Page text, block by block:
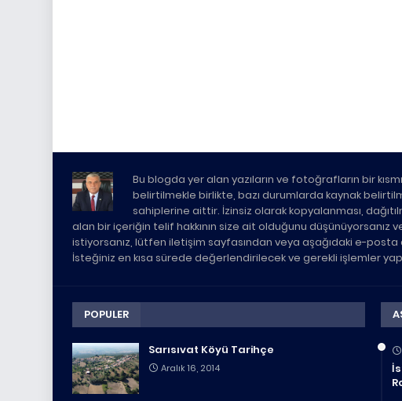
Bu blogda yer alan yazıların ve fotoğrafların bir
belirtilmekle birlikte, bazı durumlarda kaynak
sahiplerine aittir. İzinsiz olarak kopyalanması,
alan bir içeriğin telif hakkının size ait olduğunu düşünüyorsanız
istiyorsanız, lütfen iletişim sayfasından veya aşağıdaki e-
İsteğiniz en kısa sürede değerlendirilecek ve gerekli işlemler
POPULER
Sarısıvat Köyü Tarihçe
Aralık 16, 2014